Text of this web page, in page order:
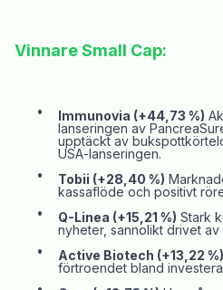
Vinnare Small Cap:
• Immunovia (+44,73 %)
lanseringen av
upptäckt av
USA-lanseringen.
•
Tobii (+28,40 %)
kassaflöde och positivt
•
Q-Linea (+15,21 %) Stark
nyheter, sannolikt drivet
•
Active Biotech (+13,22 %)
förtroendet bland